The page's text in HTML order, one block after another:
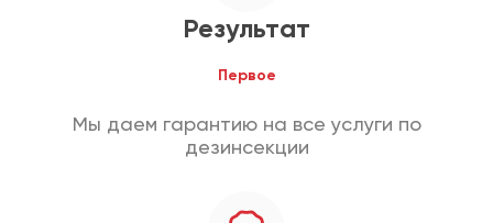
Результат
Первое
Мы даем гарантию на все услуги по
дезинсекции